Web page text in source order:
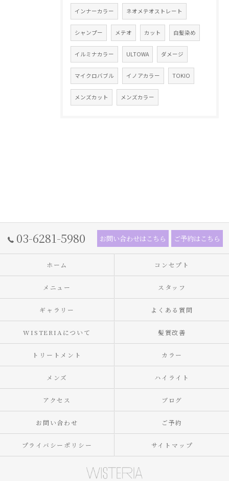
インナーカラー ネオメテオストレート
シャンプー メテオ カット 白髪染め
イルミナカラー ULTOWA ダメージ
マイクロバブル イノアカラー TOKIO
メンズカット メンズカラー
03-6281-5980 お問い合わせはこちら ご予約はこちら
ホーム コンセプト
メニュー スタッフ
ギャラリー よくある質問
WISTERIAについて 髪質改善
トリートメント カラー
メンズ ハイライト
アクセス ブログ
お問い合わせ ご予約
プライバシーポリシー サイトマップ